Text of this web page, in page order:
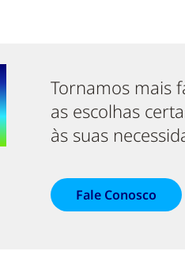
Tornamos mais
as escolhas
às suas
Fale Conosco